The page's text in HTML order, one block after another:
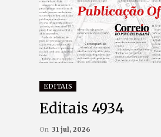
EDITAIS
Editais 4934
On 31 jul, 2026